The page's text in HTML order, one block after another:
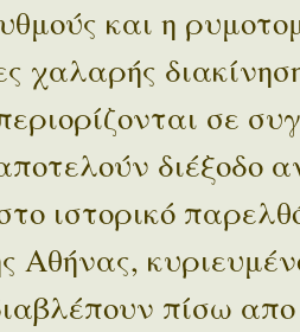
και η
χαλαρής
σε
διέξοδο
ιστορικό
Αθήνας,
πίσω